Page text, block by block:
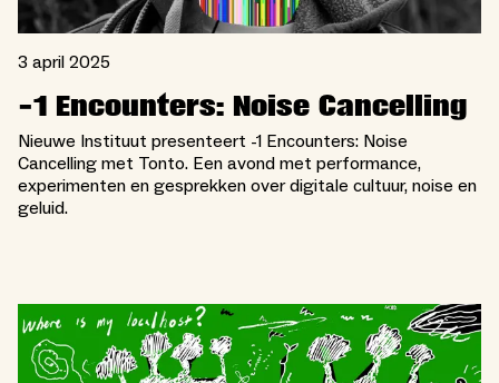
3 april 2025
-1 Encounters: Noise Cancelling
Nieuwe Instituut presenteert -1 Encounters: Noise
Cancelling met Tonto. Een avond met performance,
experimenten en gesprekken over digitale cultuur, noise en
geluid.